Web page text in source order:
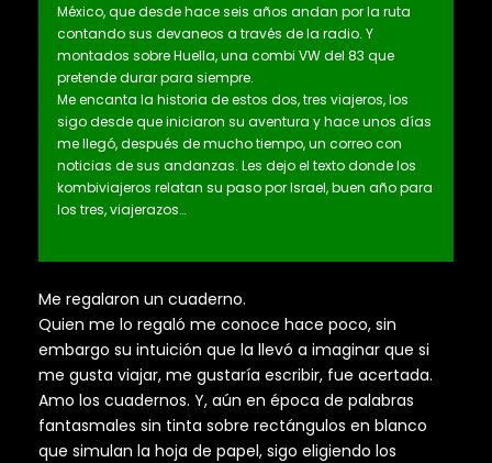
México, que desde hace seis años andan por la ruta
contando sus devaneos a través de la radio. Y
montados sobre Huella, una combi VW del 83 que
pretende durar para siempre.
Me encanta la historia de estos dos, tres viajeros, los
sigo desde que iniciaron su aventura y hace unos días
me llegó, después de mucho tiempo, un correo con
noticias de sus andanzas. Les dejo el texto donde los
kombiviajeros relatan su paso por Israel, buen año para
los tres, viajerazos…
Me regalaron un cuaderno.
Quien me lo regaló me conoce hace poco, sin
embargo su intuición que la llevó a imaginar que si
me gusta viajar, me gustaría escribir, fue acertada.
Amo los cuadernos. Y, aún en época de palabras
fantasmales sin tinta sobre rectángulos en blanco
que simulan la hoja de papel, sigo eligiendo los